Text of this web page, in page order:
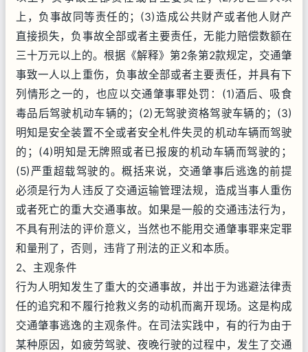
上，负事故同等责任的；(3)造成公共财产或者他人财产
直接损失，负事故全部或者主要责任，无能力赔偿数额在
三十万元以上的。根据《解释》第2条第2款规定，交通肇
事致一人以上重伤，负事故全部或者主要责任，并具有下
列情形之一的，也应以交通肇事罪处罚：(1)酒后、吸食
毒品后驾驶机动车辆的；(2)无驾驶资格驾驶车辆的；(3)
明知是安全装置不全或者安全札件失灵的机动车辆而驾驶
的；(4)明知是无牌照或者已报废的机动车辆而驾驶的；
(5)严重超载驾驶的。概括来说，交通肇事后逃逸的前提
必须是行为人违反了交通运输管理法规，造成当事人重伤
或者死亡的重大交通事故。如果是一般的交通违法行为，
不具有刑法的评价意义，当然也不能用交通肇事罪来定罪
和量刑了，否则，违背了刑法的正义和本质。
2、主观条件
行为人明知发生了重大的交通事故，并出于为逃避法律责
任的追究和不履行抢救义务的动机而离开现场。这是构成
交通肇事逃逸的主观条件。在司法实践中，有的行为由于
某种原因，如疲劳驾驶、夜晚行驶的过程中，发生了交通